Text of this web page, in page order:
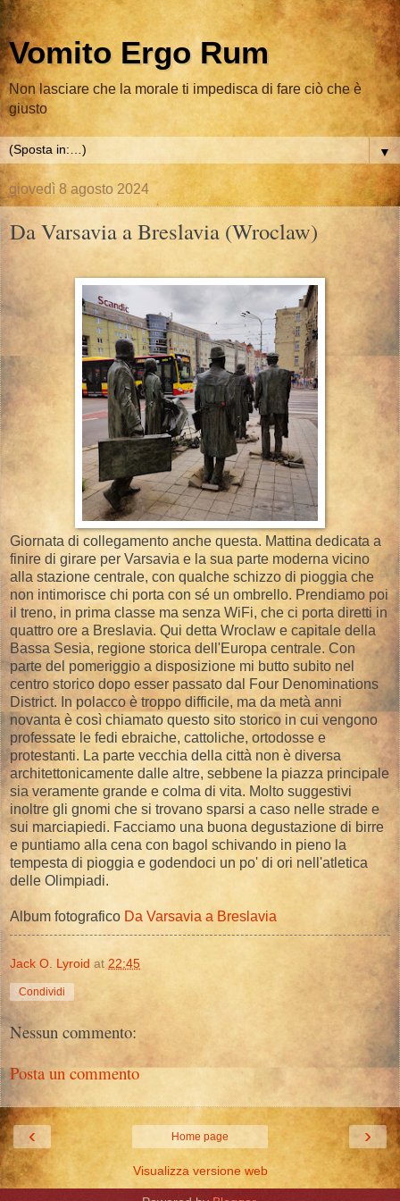
Vomito Ergo Rum
Non lasciare che la morale ti impedisca di fare ciò che è
giusto
▼
giovedì 8 agosto 2024
Da Varsavia a Breslavia (Wroclaw)
Giornata di collegamento anche questa. Mattina dedicata a
finire di girare per Varsavia e la sua parte moderna vicino
alla stazione centrale, con qualche schizzo di pioggia che
non intimorisce chi porta con sé un ombrello. Prendiamo poi
il treno, in prima classe ma senza WiFi, che ci porta diretti in
quattro ore a Breslavia. Qui detta Wroclaw e capitale della
Bassa Sesia, regione storica dell'Europa centrale. Con
parte del pomeriggio a disposizione mi butto subito nel
centro storico dopo esser passato dal Four Denominations
District. In polacco è troppo difficile, ma da metà anni
novanta è così chiamato questo sito storico in cui vengono
professate le fedi ebraiche, cattoliche, ortodosse e
protestanti. La parte vecchia della città non è diversa
architettonicamente dalle altre, sebbene la piazza principale
sia veramente grande e colma di vita. Molto suggestivi
inoltre gli gnomi che si trovano sparsi a caso nelle strade e
sui marciapiedi. Facciamo una buona degustazione di birre
e puntiamo alla cena con bagol schivando in pieno la
tempesta di pioggia e godendoci un po' di ori nell'atletica
delle Olimpiadi.
Album fotografico Da Varsavia a Breslavia
Jack O. Lyroid at 22:45
Condividi
Nessun commento:
Posta un commento
‹ ›
Home page
Visualizza versione web